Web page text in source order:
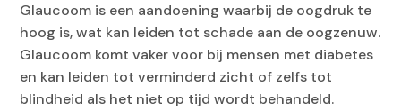
Glaucoom is een aandoening waarbij de oogdruk te
hoog is, wat kan leiden tot schade aan de oogzenuw.
Glaucoom komt vaker voor bij mensen met diabetes
en kan leiden tot verminderd zicht of zelfs tot
blindheid als het niet op tijd wordt behandeld.